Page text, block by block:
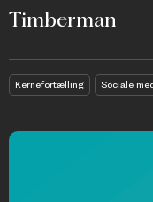
Timberman
Kernefortælling Sociale